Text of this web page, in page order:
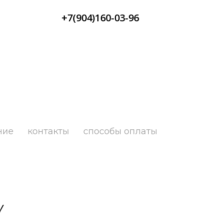
+7(904)160-03-96
контакты способы оплаты